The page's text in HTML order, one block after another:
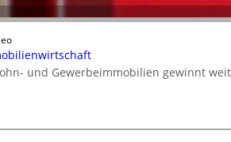
und Gewerbeimmobilien gewinnt